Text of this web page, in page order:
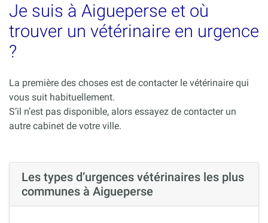
Je suis à Aigueperse et où
trouver un vétérinaire en urgence
?
La première des choses est de contacter le vétérinaire qui
vous suit habituellement.
S’il n’est pas disponible, alors essayez de contacter un
autre cabinet de votre ville.
Les types d’urgences vétérinaires les plus
communes à Aigueperse